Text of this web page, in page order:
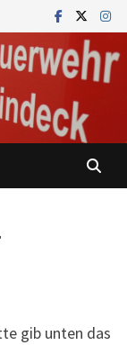
gib unten das